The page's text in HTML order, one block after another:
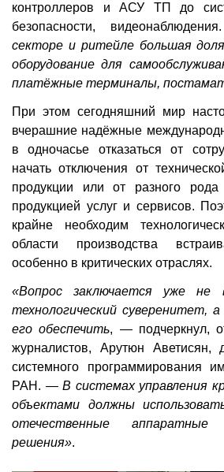
контроллеров и АСУ ТП до
безопасности,
секторе и ритейле большая
оборудование для
платёжные терминалы,
При этом сегодняшний мир
вчерашние надёжные
в одночасье отказаться от
начать отключения от
продукции или от разного
продукцией услуг и сервисов.
крайне необходим
области производства
особенно в критических отраслях.
«Вопрос заключается уже
технологический суверенитет,
его обеспечить, — подчеркнул,
журналистов, Арутюн Аветисян,
системного программирования
РАН. — В системах управления
объектами должны
отечественные
решения».